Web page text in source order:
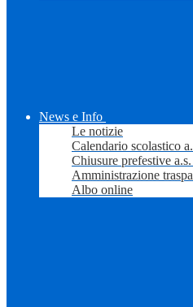
News e Info
Le notizie
Calendario scolastico
Chiusure prefestive
Amministrazione
Albo online